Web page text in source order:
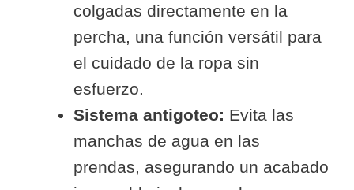
colgadas directamente en la
percha, una función versátil para
el cuidado de la ropa sin
esfuerzo.
Sistema antigoteo: Evita las
manchas de agua en las
prendas, asegurando un acabado